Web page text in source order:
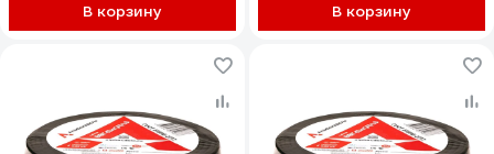
В корзину В корзину